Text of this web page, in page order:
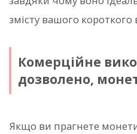
змісту вашого короткого
Комерційне
дозволено,
Якщо ви прагнете